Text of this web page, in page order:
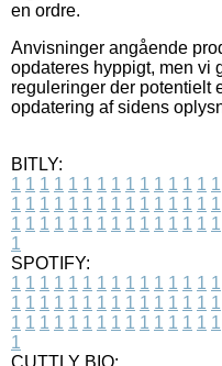
en ordre.
Anvisninger angående
opdateres hyppigt, men vi
reguleringer der potentielt
opdatering af sidens
BITLY:
1 1 1 1 1 1 1 1 1 1 1 1 1 1 1
1 1 1 1 1 1 1 1 1 1 1 1 1 1 1
1 1 1 1 1 1 1 1 1 1 1 1 1 1 1
1
SPOTIFY:
1 1 1 1 1 1 1 1 1 1 1 1 1 1 1
1 1 1 1 1 1 1 1 1 1 1 1 1 1 1
1 1 1 1 1 1 1 1 1 1 1 1 1 1 1
1
CUTTLY BIO: